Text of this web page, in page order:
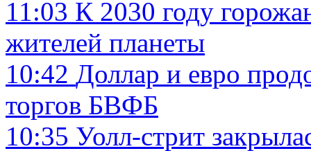
11:03 К 2030 году
жителей планеты
10:42 Доллар и евро
торгов БВФБ
10:35 Уолл-стрит